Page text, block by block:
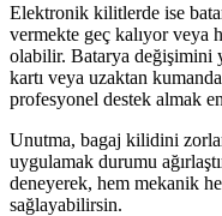
Elektronik kilitlerde ise
vermekte geç kalıyor veya
olabilir. Batarya değişimini
kartı veya uzaktan
profesyonel destek almak en
Unutma, bagaj kilidini
uygulamak durumu
deneyerek, hem mekanik
sağlayabilirsin.